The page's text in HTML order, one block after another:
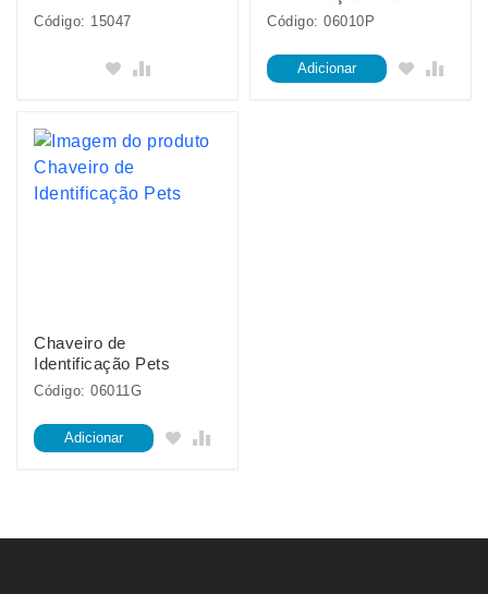
Código: 15047 Código: 06010P
Adicionar
Chaveiro de
Identificação Pets
Código: 06011G
Adicionar